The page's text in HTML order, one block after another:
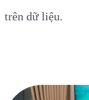
trên dữ liệu.